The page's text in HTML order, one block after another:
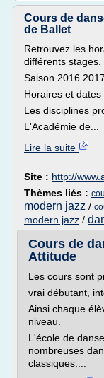
Cours de
de Ballet
Retrouvez les
différents stages.
Saison 2016 2017
Horaires et dates
Les disciplines
L'Académie de...
Lire la suite
Site : http://
Thèmes liés :
modern jazz /
modern jazz /
Cours de
Attitude
Les cours sont
vrai débutant,
Ainsi chaque
niveau.
L'école de
nombreuses
classiques....